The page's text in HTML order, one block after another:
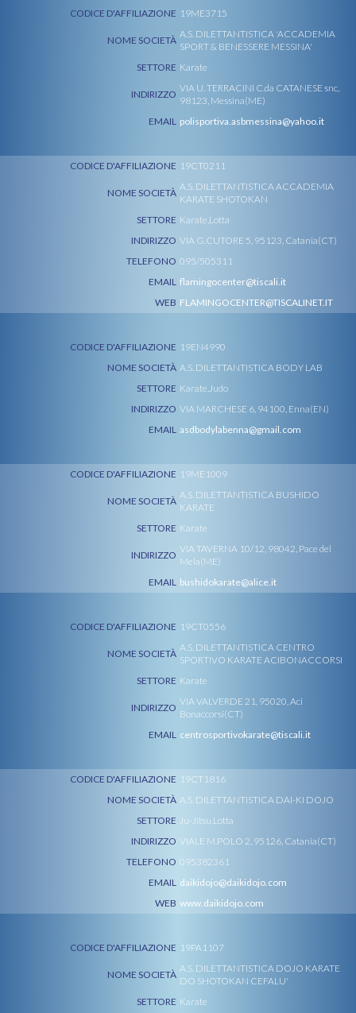
CODICE D'AFFILIAZIONE 19ME3715
NOME SOCIETÀ
A.S. DILETTANTISTICA 'ACCADEMIA
SPORT & BENESSERE MESSINA'
SETTORE Karate
INDIRIZZO
VIA U. TERRACINI C.da CATANESE snc,
98123, Messina(ME)
EMAIL polisportiva.asbmessina@yahoo.it
CODICE D'AFFILIAZIONE 19CT0211
NOME SOCIETÀ
A.S. DILETTANTISTICA ACCADEMIA
KARATE SHOTOKAN
SETTORE Karate,Lotta
INDIRIZZO VIA G.CUTORE 5, 95123, Catania(CT)
TELEFONO 095/505311
EMAIL flamingocenter@tiscali.it
WEB FLAMINGOCENTER@TISCALINET.IT
CODICE D'AFFILIAZIONE 19EN4990
NOME SOCIETÀ A.S. DILETTANTISTICA BODY LAB
SETTORE Karate,Judo
INDIRIZZO VIA MARCHESE 6, 94100, Enna(EN)
EMAIL asdbodylabenna@gmail.com
CODICE D'AFFILIAZIONE 19ME1009
NOME SOCIETÀ
A.S. DILETTANTISTICA BUSHIDO
KARATE
SETTORE Karate
INDIRIZZO
VIA TAVERNA 10/12, 98042, Pace del
Mela(ME)
EMAIL bushidokarate@alice.it
CODICE D'AFFILIAZIONE 19CT0556
NOME SOCIETÀ
A.S. DILETTANTISTICA CENTRO
SPORTIVO KARATE ACIBONACCORSI
SETTORE Karate
INDIRIZZO
VIA VALVERDE 21, 95020, Aci
Bonaccorsi(CT)
EMAIL centrosportivokarate@tiscali.it
CODICE D'AFFILIAZIONE 19CT1816
NOME SOCIETÀ A.S. DILETTANTISTICA DAI-KI DOJO
SETTORE Ju-Jitsu,Lotta
INDIRIZZO VIALE M.POLO 2, 95126, Catania(CT)
TELEFONO 095382361
EMAIL daikidojo@daikidojo.com
WEB www.daikidojo.com
CODICE D'AFFILIAZIONE 19PA1107
NOME SOCIETÀ
A.S. DILETTANTISTICA DOJO KARATE
DO SHOTOKAN CEFALU'
SETTORE Karate